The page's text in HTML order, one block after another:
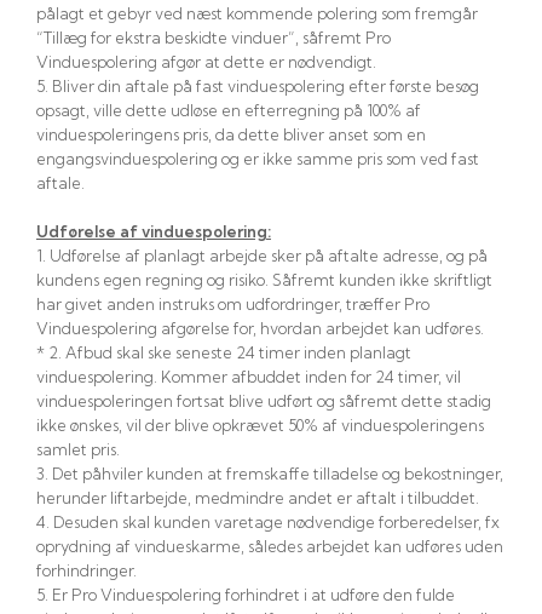
pålagt et gebyr ved næst kommende polering som fremgår
“Tillæg for ekstra beskidte vinduer”, såfremt Pro
Vinduespolering afgør at dette er nødvendigt.​
​5. Bliver din aftale på fast vinduespolering efter første besøg
opsagt, ville dette udløse en efterregning på 100% af
vinduespoleringens pris, da dette bliver anset som en
engangsvinduespolering og er ikke samme pris som ved fast
aftale.
Udførelse af vinduespolering:
1. Udførelse af planlagt arbejde sker på aftalte adresse, og på
kundens egen regning og risiko. Såfremt kunden ikke skriftligt
har givet anden instruks om udfordringer, træffer Pro
Vinduespolering afgørelse for, hvordan arbejdet kan udføres. ​
​* 2. Afbud skal ske seneste 24 timer inden planlagt
vinduespolering. Kommer afbuddet inden for 24 timer, vil
vinduespoleringen fortsat blive udført og såfremt dette stadig
ikke ønskes, vil der blive opkrævet 50% af vinduespoleringens
samlet pris.​
​3. Det påhviler kunden at fremskaffe tilladelse og bekostninger,
herunder liftarbejde, medmindre andet er aftalt i tilbuddet.
​​4. Desuden skal kunden varetage nødvendige forberedelser, fx
oprydning af vindueskarme, således arbejdet kan udføres uden
forhindringer.​
​5. Er Pro Vinduespolering forhindret i at udføre den fulde